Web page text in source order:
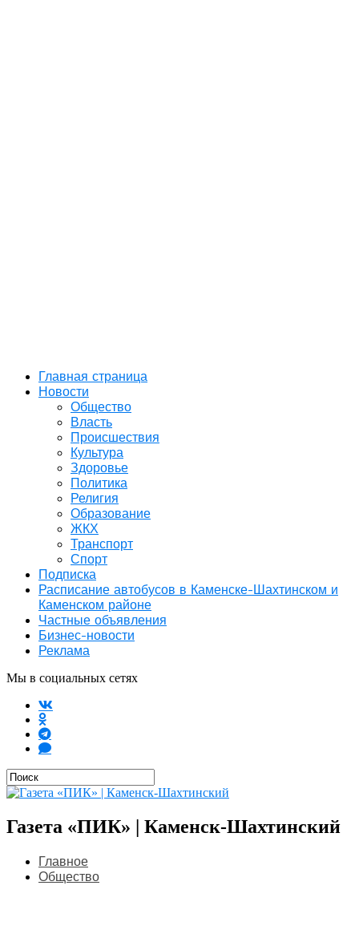
Главная страница
Новости
Общество
Власть
Происшествия
Культура
Здоровье
Политика
Религия
Образование
ЖКХ
Транспорт
Спорт
Подписка
Расписание автобусов в Каменске-Шахтинском и
Каменском районе
Частные объявления
Бизнес-новости
Реклама
Мы в социальных сетях
Газета «ПИК» | Каменск-Шахтинский
Главное
Общество